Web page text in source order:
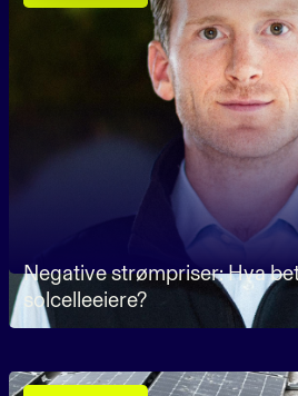
Negative strømpriser: Hva
solcelleeiere?